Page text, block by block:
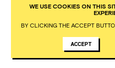
WE USE COOKIES ON THIS
BY CLICKING THE ACCEPT
ACCEPT